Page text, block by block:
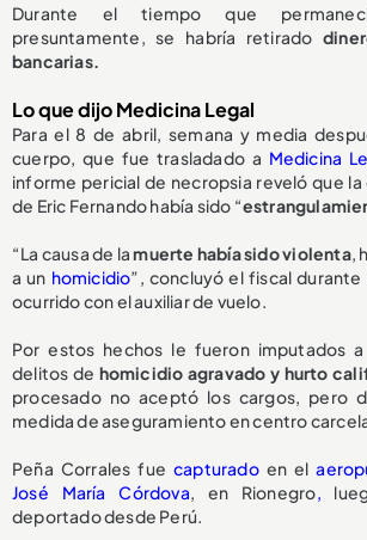
Durante el tiempo que
presuntamente, se habría retirado
bancarias.
Lo que dijo Medicina Legal
Para el 8 de abril, semana y media
cuerpo, que fue trasladado a Medicina
informe pericial de necropsia reveló que
de Eric Fernando había sido “
“La causa de lamuerte había sido violenta,
a un homicidio”, concluyó el fiscal
ocurrido con el auxiliar de vuelo.
Por estos hechos le fueron imputados
delitos de homicidio agravado y hurto
procesado no aceptó los cargos, pero
medida de aseguramiento en centro
Peña Corrales fue capturadoen el
José María Córdova, en Rionegro,
deportado desde Perú.